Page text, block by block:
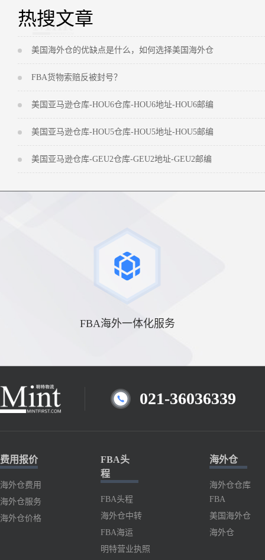
热搜文章
美国海外仓的优缺点是什么，如何选择美国海外仓
FBA货物索赔反被封号？
美国亚马逊仓库-HOU6仓库-HOU6地址-HOU6邮编
美国亚马逊仓库-HOU5仓库-HOU5地址-HOU5邮编
美国亚马逊仓库-GEU2仓库-GEU2地址-GEU2邮编
FBA海外一体化服务
021-36036339
费用报价
海外仓费用
海外仓服务
海外仓价格
FBA头
程
FBA头程
海外仓中转
FBA海运
明特营业执照
海外仓
海外仓仓库
FBA
美国海外仓
海外仓